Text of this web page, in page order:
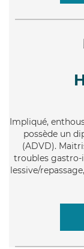
Impliqué,
possède un
(ADVD).
troubles gastro-
lessive/